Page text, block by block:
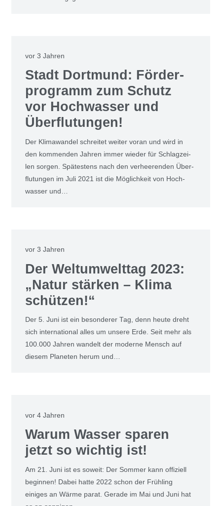
vor 3 Jahren
Stadt Dort­mund: För­der­
pro­gramm zum Schutz
vor Hoch­was­ser und
Über­flu­tun­gen!
Der Kli­ma­wan­del schrei­tet wei­ter vor­an und wird in
den kom­men­den Jah­ren immer wie­der für Schlag­zei­
len sor­gen. Spä­tes­tens nach den ver­hee­ren­den Über­
flu­tun­gen im Juli 2021 ist die Mög­lich­keit von Hoch­
was­ser und…
vor 3 Jahren
Der Weltumwelttag 2023:
„Natur stärken – Klima
schützen!“
Der 5. Juni ist ein besonderer Tag, denn heute dreht
sich international alles um unsere Erde. Seit mehr als
100.000 Jahren wandelt der moderne Mensch auf
diesem Planeten herum und…
vor 4 Jahren
Warum Wasser sparen
jetzt so wichtig ist!
Am 21. Juni ist es soweit: Der Sommer kann offiziell
beginnen! Dabei hatte 2022 schon der Frühling
einiges an Wärme parat. Gerade im Mai und Juni hat